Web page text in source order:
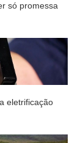
só promessa
eletrificação